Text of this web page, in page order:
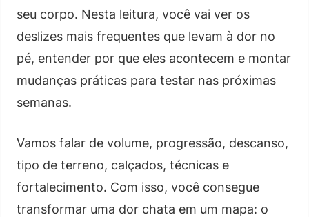
seu corpo. Nesta leitura, você vai ver os
deslizes mais frequentes que levam à dor no
pé, entender por que eles acontecem e montar
mudanças práticas para testar nas próximas
semanas.
Vamos falar de volume, progressão, descanso,
tipo de terreno, calçados, técnicas e
fortalecimento. Com isso, você consegue
transformar uma dor chata em um mapa: o